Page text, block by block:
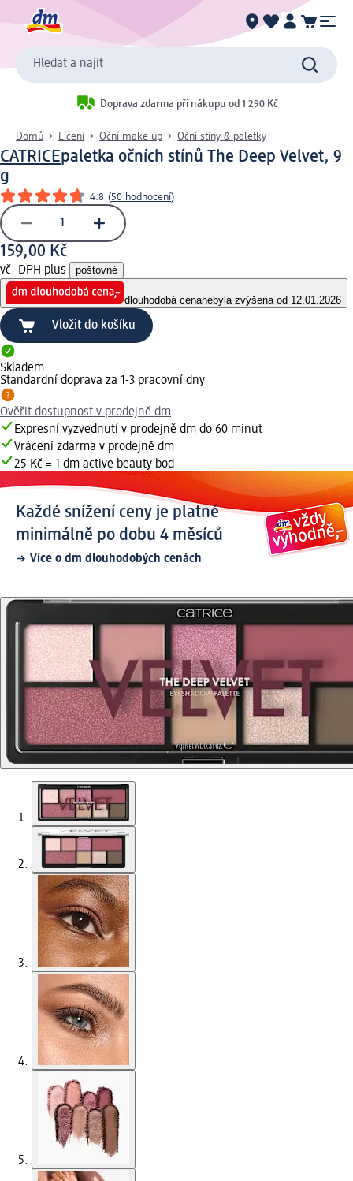
Hledat a najít
Doprava zdarma při nákupu od 1 290 Kč
Domů Líčení Oční make-up Oční stíny & paletky
CATRICEpaletka očních stínů The Deep Velvet, 9
g
4.8 (50 hodnocení)
159,00 Kč
vč. DPH plus poštovné
dlouhodobá cenanebyla zvýšena od 12.01.2026
Vložit do košíku
Skladem
Standardní doprava za 1-3 pracovní dny
Ověřit dostupnost v prodejně dm
Expresní vyzvednutí v prodejně dm do 60 minut
Vrácení zdarma v prodejně dm
25 Kč = 1 dm active beauty bod
Každé snížení ceny je platné
minimálně po dobu 4 měsíců
Více o dm dlouhodobých cenách